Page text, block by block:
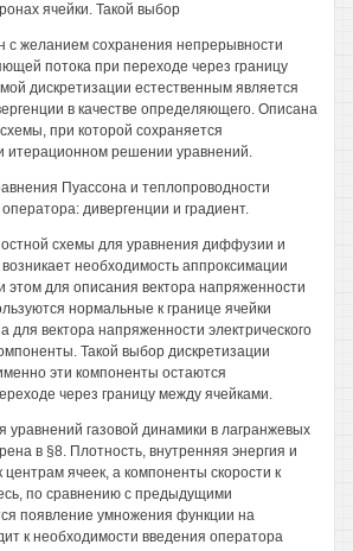
ячейки. Такой выбор
с желанием сохранения непрерывности
потока при переходе через границу
дискретизации естественным является
в качестве определяющего. Описана
при которой сохраняется
итерационном решении уравнений.
Пуассона и теплопроводности
дивергенции и градиент.
схемы для уравнения диффузии и
необходимость аппроксимации
этом для описания вектора напряженности
нормальные к границе ячейки
для вектора напряженности электрического
Такой выбор дискретизации
эти компоненты остаются
через границу между ячейками.
уравнений газовой динамики в лагранжевых
в §8. Плотность, внутренняя энергия и
центрам ячеек, а компоненты скорости к
по сравнению с предыдущими
появление умножения функции на
к необходимости введения оператора